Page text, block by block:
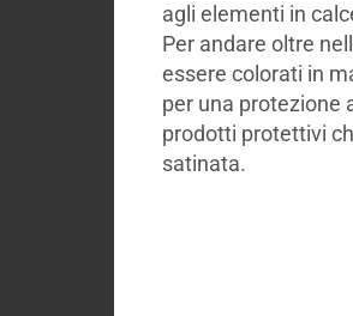
agli elementi in
Per andare oltre
essere colorati in
per una protezione
prodotti protettivi
satinata.